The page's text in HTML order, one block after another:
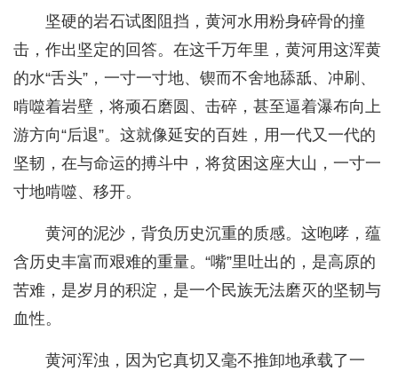
坚硬的岩石试图阻挡，黄河水用粉身碎骨的撞
击，作出坚定的回答。在这千万年里，黄河用这浑黄
的水“舌头”，一寸一寸地、锲而不舍地舔舐、冲刷、
啃噬着岩壁，将顽石磨圆、击碎，甚至逼着瀑布向上
游方向“后退”。这就像延安的百姓，用一代又一代的
坚韧，在与命运的搏斗中，将贫困这座大山，一寸一
寸地啃噬、移开。
黄河的泥沙，背负历史沉重的质感。这咆哮，蕴
含历史丰富而艰难的重量。“嘴”里吐出的，是高原的
苦难，是岁月的积淀，是一个民族无法磨灭的坚韧与
血性。
黄河浑浊，因为它真切又毫不推卸地承载了一